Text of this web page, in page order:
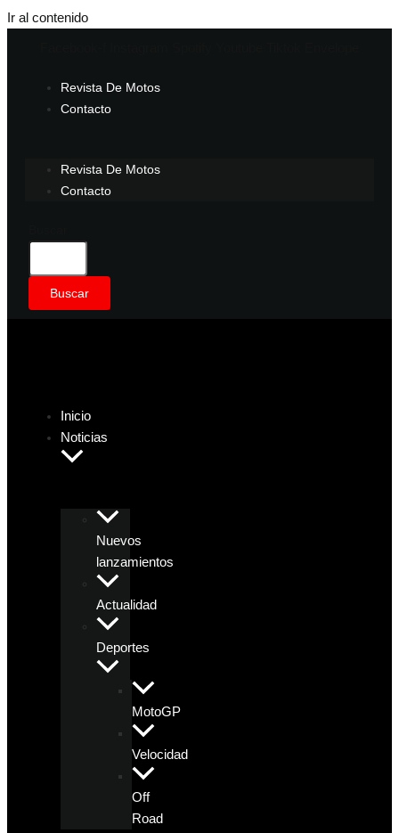
Ir al contenido
Revista De Motos
Contacto
Revista De Motos
Contacto
Buscar
Inicio
Noticias
Nuevos
lanzamientos
Actualidad
Deportes
MotoGP
Velocidad
Off
Road